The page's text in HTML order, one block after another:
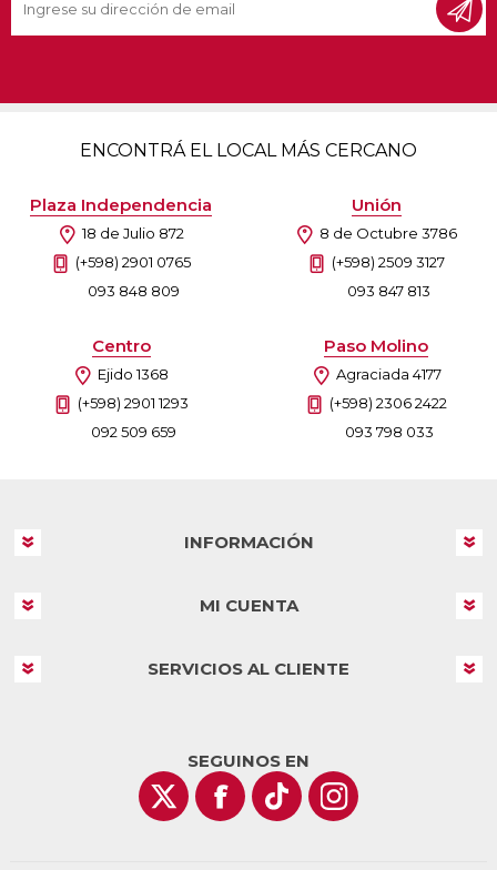
ENCONTRÁ EL LOCAL MÁS CERCANO
Plaza Independencia
18 de Julio 872
(+598) 2901 0765
093 848 809
Unión
8 de Octubre 3786
(+598) 2509 3127
093 847 813
Centro
Ejido 1368
(+598) 2901 1293
092 509 659
Paso Molino
Agraciada 4177
(+598) 2306 2422
093 798 033
INFORMACIÓN
MI CUENTA
SERVICIOS AL CLIENTE
SEGUINOS EN